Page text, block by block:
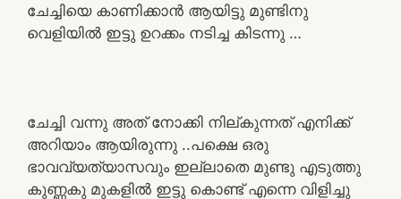
ചേച്ചിയെ കാണിക്കാൻ ആയിട്ടു മുണ്ടിനു
വെളിയിൽ ഇട്ടു ഉറക്കം നടിച്ച കിടന്നു …
ചേച്ചി വന്നു അത് നോക്കി നില്കുന്നത് എനിക്ക്
അറിയാം ആയിരുന്നു ..പക്ഷെ ഒരു
ഭാവവ്യത്യാസവും ഇല്ലാതെ മുണ്ടു എടുത്തു
കുണ്ണകു മുകളിൽ ഇട്ടു കൊണ്ട് എന്നെ വിളിച്ചു